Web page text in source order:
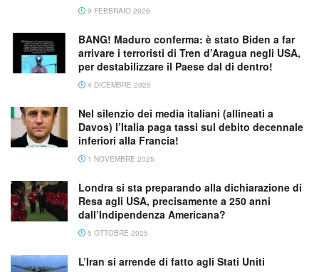
9 FEBBRAIO 2026
BANG! Maduro conferma: è stato Biden a far
arrivare i terroristi di Tren d’Aragua negli USA,
per destabilizzare il Paese dal di dentro!
4 DICEMBRE 2025
Nel silenzio dei media italiani (allineati a
Davos) l’Italia paga tassi sul debito decennale
inferiori alla Francia!
1 NOVEMBRE 2025
Londra si sta preparando alla dichiarazione di
Resa agli USA, precisamente a 250 anni
dall’Indipendenza Americana?
5 OTTOBRE 2025
L’Iran si arrende di fatto agli Stati Uniti